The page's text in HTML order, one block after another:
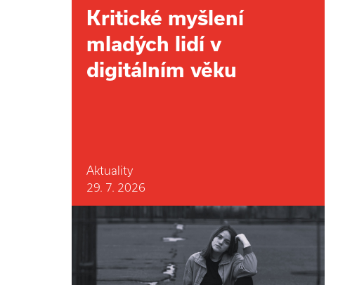
Kritické myšlení
mladých lidí v
digitálním věku
Aktuality
29. 7. 2026